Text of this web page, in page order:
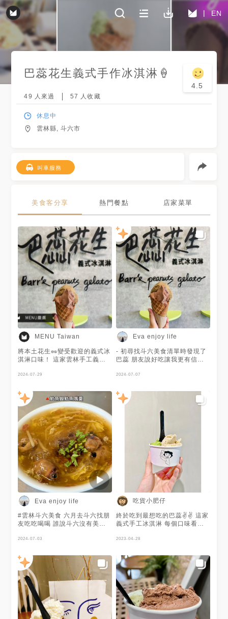
EN
巴蕊花生義式手作冰淇淋🍦
4.5
49 人來過 57 人收藏
休息中
雲林縣, 斗六市
叫車服務
美食客分享 熱門餐點 店家菜單
MENU Taiwan
將本土花生🥜變受歡迎的義式冰
淇淋口味！ 這家雲林手工義式
10種口味 從經典花生 香草🌿 到
有😍 建議組隊前往 因為太多好
吃的口味啦～ 謝謝@Eva enjoy
life提供的美照💓
2024-07-29
Eva enjoy life
- 初尋找斗六美食清單時發現了
巴蕊 朋友說好吃讓我更有信心
拉之心 培茶味非常香濃越吃越
上的巧克力帶點 微苦 巧克力味
又非常濃郁 這兩個組合 ／ ＊巴
選擇搭配了藍莓優格 優格並不
會太酸 反而是很舒服的優格味
與花生交替吃 一濃一清爽 超爽
／ ＊西西里產開心果 ＊瑞士巧
帶點鹹味 還吃到一點顆粒感、
瑞士巧克力竟然不甜膩 巴蕊的
巧克力口味都很優秀耶 ／ ＊紅
茶一樣 吃到出原物料的用心 茶
香很明顯口感清爽 喜歡茶香味
又擔心太甜的這個口味很可以 -
/ - 巴蕊以在地食材、鮮奶為主
低糖 低脂爲 概念製成 義式冰淇
果要我選出最喜歡的口味 實在
太難了 因為都各有各的特色 單
球$70 雙球$100 （特殊口味再
+$10） 這價錢以義式冰淇淋來
說真的很佛 巴蕊每天都會更換
口味 重複率很低 即使天天來報
到都可以 推薦給大家 巴蕊花生
義式手做冰淇淋 ⏰
2024-07-07
Eva enjoy life
#雲林斗六美食 六月去斗六找朋
友吃吃喝喝 誰說斗六沒有美食
很累 但我甘之如飴 也謝謝朋友
魚嘴羹 斗六特有的在地小吃,魷
魚嘴每顆都很大 麵條很Q很喜歡
不會軟爛 ⏰08:30~19:30 🏠斗
六市中正路56號 ✖️公休:請看
GOOGLE或致電 ➋圓飽大腸麵
線 只有老闆娘一人 雖然忙碌但
態度很好 大腸處理的很乾淨也
滷的超入味及軟爛 谷歌分數4.9
2024-07-03
吃貨小肥仔
終於吃到最想吃的巴蕊✌️✌️ 這家
義式手工冰淇淋 每個口味看起
又點淡淡的苦味 不會太甜 蠻喜
😂 #斗六美食
2023-04-28